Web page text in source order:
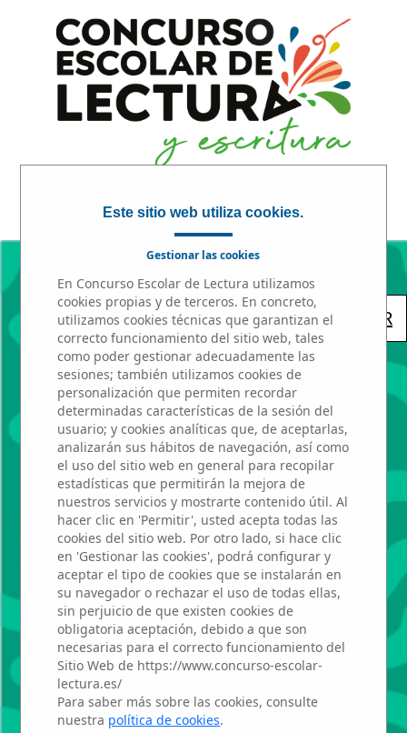
INICIO|PARTICIPA|PREMIOS
« VOLVER
HUMANITAS
BILINGUAL
SCHOOL
TORREJON
Mercedes
Santolalla
Gómez
Este sitio web utiliza cookies.
Gestionar las cookies
En Concurso Escolar de Lectura utilizamos
cookies propias y de terceros. En concreto,
utilizamos cookies técnicas que garantizan el
correcto funcionamiento del sitio web, tales
como poder gestionar adecuadamente las
sesiones; también utilizamos cookies de
personalización que permiten recordar
determinadas características de la sesión del
usuario; y cookies analíticas que, de aceptarlas,
analizarán sus hábitos de navegación, así como
el uso del sitio web en general para recopilar
estadísticas que permitirán la mejora de
nuestros servicios y mostrarte contenido útil. Al
hacer clic en 'Permitir', usted acepta todas las
cookies del sitio web. Por otro lado, si hace clic
en 'Gestionar las cookies', podrá configurar y
aceptar el tipo de cookies que se instalarán en
su navegador o rechazar el uso de todas ellas,
sin perjuicio de que existen cookies de
obligatoria aceptación, debido a que son
necesarias para el correcto funcionamiento del
Sitio Web de https://www.concurso-escolar-
lectura.es/
Para saber más sobre las cookies, consulte
nuestra política de cookies.